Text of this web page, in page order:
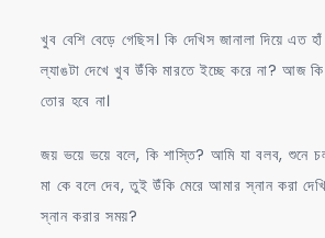
খুব বেশি বেড়ে গেছিস। কি দেখিস জানালা দিয়ে এত
ল্যাঙটা দেখে খুব উঁকি মারতে ইচ্ছে করে না? আজ
তোর হবে না।
জয় ভয়ে ভয়ে বলে, কি শাস্তি? আমি যা বলব, শুনে
মা কে বলে দেব, তুই উঁকি মেরে আমার স্নান করা
স্নান করার সময়?